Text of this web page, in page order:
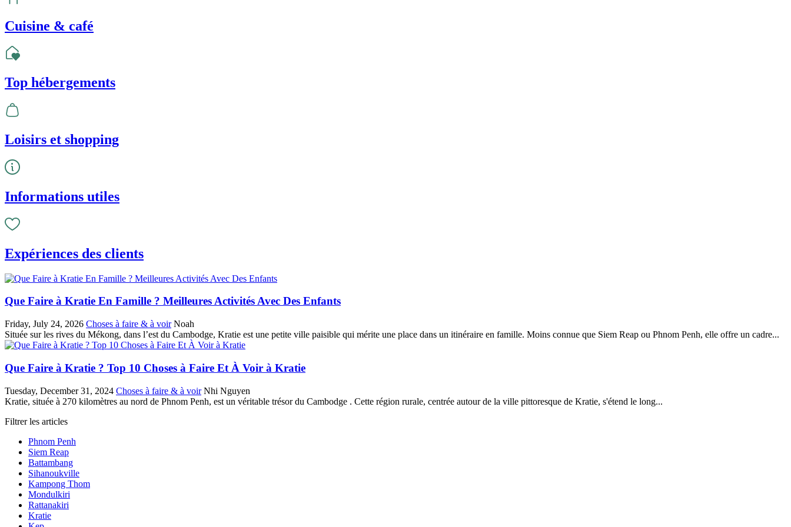
Cuisine & café
Top hébergements
Loisirs et shopping
Informations utiles
Expériences des clients
Que Faire à Kratie En Famille ? Meilleures Activités Avec Des Enfants
Friday, July 24, 2026 Choses à faire & à voir Noah
Située sur les rives du Mékong, dans l’est du Cambodge, Kratie est une petite ville paisible qui mérite une place dans un itinéraire en famille. Moins connue que Siem Reap ou Phnom Penh, elle offre un cadre...
Que Faire à Kratie ? Top 10 Choses à Faire Et À Voir à Kratie
Tuesday, December 31, 2024 Choses à faire & à voir Nhi Nguyen
Kratie, située à 270 kilomètres au nord de Phnom Penh, est un véritable trésor du Cambodge . Cette région rurale, centrée autour de la ville pittoresque de Kratie, s'étend le long...
Filtrer les articles
Phnom Penh
Siem Reap
Battambang
Sihanoukville
Kampong Thom
Mondulkiri
Rattanakiri
Kratie